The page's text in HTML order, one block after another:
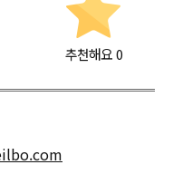
추천해요 0